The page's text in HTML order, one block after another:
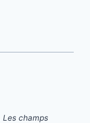
Les champs